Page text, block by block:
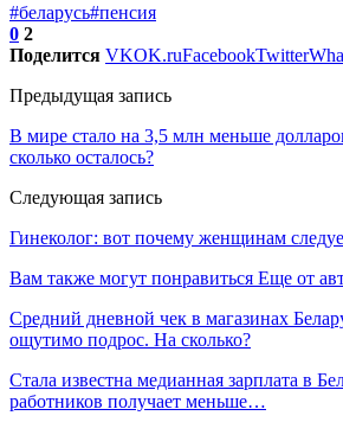
#беларусь#пенсия
0 2
Поделится VKOK.ruFacebookTwitter
Предыдущая запись
В мире стало на 3,5 млн меньше
сколько осталось?
Следующая запись
Гинеколог: вот почему женщинам
Вам также могут понравиться Еще от
Средний дневной чек в магазинах
ощутимо подрос. На сколько?
Стала известна медианная зарплата в
работников получает меньше…